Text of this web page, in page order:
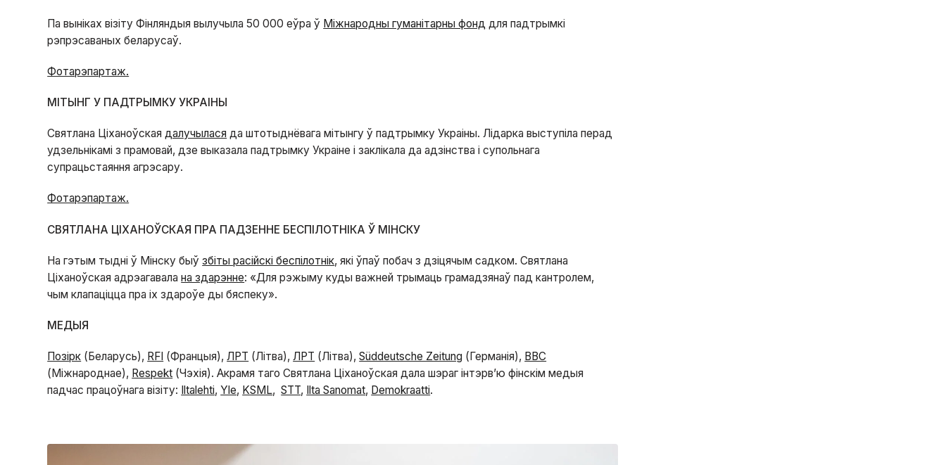
Па выніках візіту Фінляндыя вылучыла 50 000 еўра ў Міжнародны гуманітарны фонд для падтрымкі
рэпрэсаваных беларусаў.
Фотарэпартаж.
МІТЫНГ У ПАДТРЫМКУ УКРАІНЫ
Святлана Ціханоўскаядалучылася да штотыднёвага мітынгу ў падтрымку Украіны. Лідарка выступіла перад
удзельнікамі з прамовай, дзе выказала падтрымку Украіне і заклікала да адзінства і супольнага
супрацьстаяння агрэсару.
Фотарэпартаж.
СВЯТЛАНА ЦІХАНОЎСКАЯ ПРА ПАДЗЕННЕ БЕСПІЛОТНІКА Ў МІНСКУ
На гэтым тыдні ў Мінску быўзбіты расійскі беспілотнік, які ўпаў побач з дзіцячым садком. Святлана
Ціханоўская адрэагавалана здарэнне: «Для рэжыму куды важней трымаць грамадзянаў пад кантролем,
чым клапаціцца пра іх здароўе ды бяспеку».
МЕДЫЯ
Позірк (Беларусь), RFI (Францыя),ЛРТ (Літва),ЛРТ (Літва),Süddeutsche Zeitung (Германія), BBC
(Міжнароднае), Respekt (Чэхія). Акрамя таго Святлана Ціханоўская дала шэраг інтэрв’ю фінскім медыя
падчас працоўнага візіту: Iltalehti,Yle, KSML,STT, Ilta Sanomat, Demokraatti.